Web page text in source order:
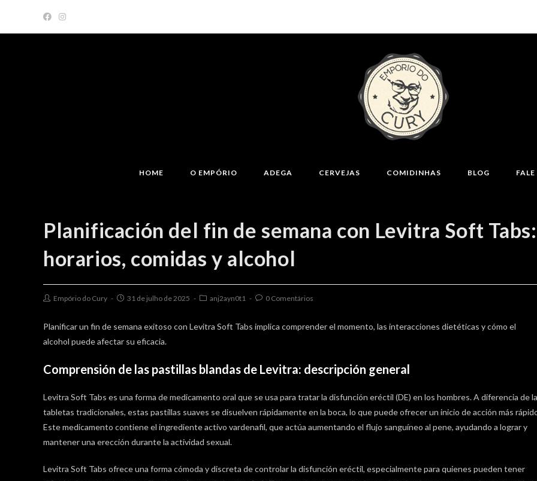
content
HOME O EMPÓRIO ADEGA CERVEJAS COMIDINHAS BLOG
Planificación del fin de semana con Levitra Soft Tabs:
horarios, comidas y alcohol
PostEmpório do Cury
Post31 de julho de 2025
Postanj2ayn0t1
Post0 Comentários
Planificar un fin de semana exitoso con Levitra Soft Tabs implica comprender el momento, las interacciones dietéticas y cómo el
alcohol puede afectar su eficacia.
Comprensión de las pastillas blandas de Levitra: descripción general
Levitra Soft Tabs es una forma de medicamento oral que se usa para tratar la disfunción eréctil (DE) en los hombres. A diferencia de
tabletas tradicionales, estas pastillas suaves se disuelven rápidamente en la boca, lo que puede ofrecer un inicio de acción más
Este medicamento contiene el ingrediente activo vardenafil, que actúa aumentando el flujo sanguíneo al pene, ayudando a lograr y
mantener una erección durante la actividad sexual.
Levitra Soft Tabs ofrece una forma cómoda y discreta de controlar la disfunción eréctil, especialmente para quienes pueden tener